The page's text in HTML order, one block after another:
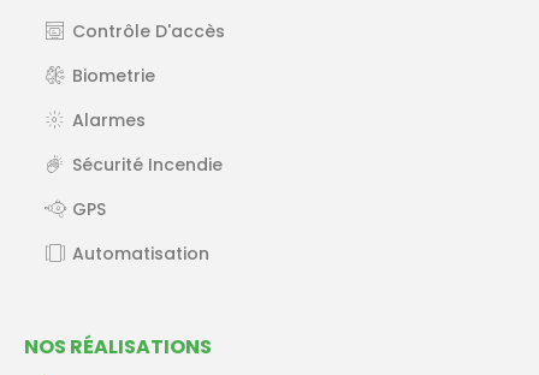
Contrôle D'accès
Biometrie
Alarmes
Sécurité Incendie
GPS
Automatisation
NOS RÉALISATIONS